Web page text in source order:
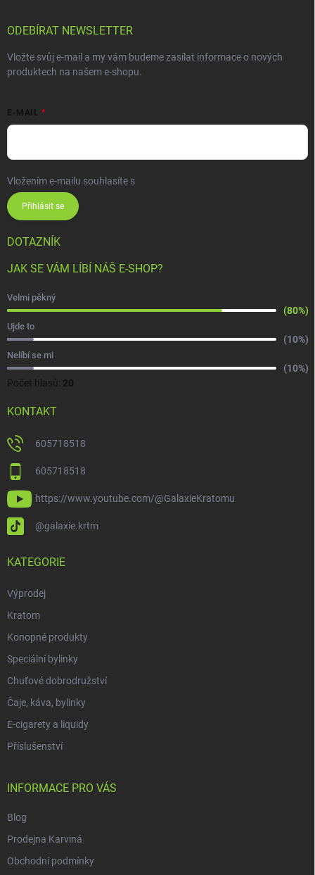
ODEBÍRAT NEWSLETTER
Vložte svůj e-mail a my vám budeme zasílat informace o nových
produktech na našem e-shopu.
E-MAIL
Vložením e-mailu souhlasíte s
Přihlásit se
DOTAZNÍK
JAK SE VÁM LÍBÍ NÁŠ E-SHOP?
Velmi pěkný
(80%)
Ujde to
(10%)
Nelíbí se mi
(10%)
Počet hlasů: 20
KONTAKT
605718518
605718518
https://www.youtube.com/@GalaxieKratomu
@galaxie.krtm
KATEGORIE
Výprodej
Kratom
Konopné produkty
Speciální bylinky
Chuťové dobrodružství
Čaje, káva, bylinky
E-cigarety a liquidy
Příslušenství
INFORMACE PRO VÁS
Blog
Prodejna Karviná
Obchodní podmínky